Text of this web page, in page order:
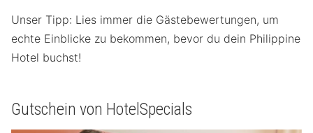
Unser Tipp: Lies immer die Gästebewertungen, um
echte Einblicke zu bekommen, bevor du dein Philippine
Hotel buchst!
Gutschein von HotelSpecials